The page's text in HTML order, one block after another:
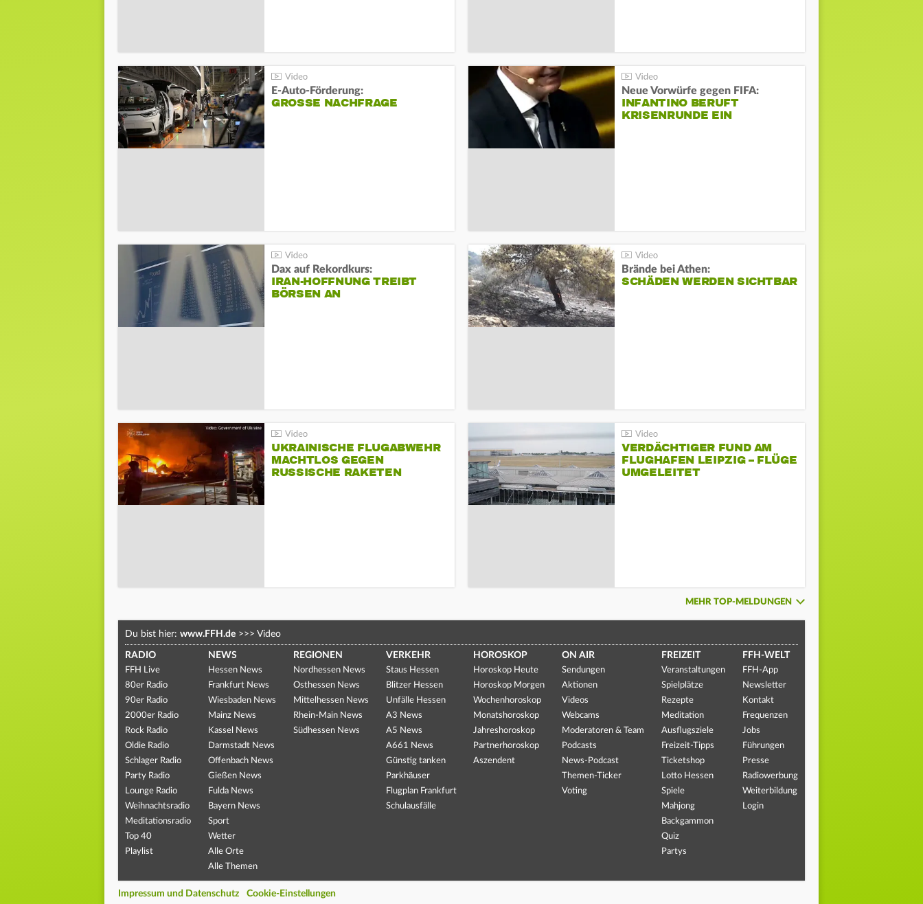
E-Auto-Förderung:
GROSSE NACHFRAGE
Neue Vorwürfe gegen FIFA:
INFANTINO BERUFT
KRISENRUNDE EIN
Dax auf Rekordkurs:
IRAN-HOFFNUNG TREIBT
BÖRSEN AN
Brände bei Athen:
SCHÄDEN WERDEN SICHTBAR
UKRAINISCHE FLUGABWEHR
MACHTLOS GEGEN
RUSSISCHE RAKETEN
VERDÄCHTIGER FUND AM
FLUGHAFEN LEIPZIG – FLÜGE
UMGELEITET
MEHR TOP-MELDUNGEN
Du bist hier: www.FFH.de >>> Video
RADIO
FFH Live
80er Radio
90er Radio
2000er Radio
Rock Radio
Oldie Radio
Schlager Radio
Party Radio
Lounge Radio
Weihnachtsradio
Meditationsradio
Top 40
Playlist
NEWS
Hessen News
Frankfurt News
Wiesbaden News
Mainz News
Kassel News
Darmstadt News
Offenbach News
Gießen News
Fulda News
Bayern News
Sport
Wetter
Alle Orte
Alle Themen
REGIONEN
Nordhessen News
Osthessen News
Mittelhessen News
Rhein-Main News
Südhessen News
VERKEHR
Staus Hessen
Blitzer Hessen
Unfälle Hessen
A3 News
A5 News
A661 News
Günstig tanken
Parkhäuser
Flugplan Frankfurt
Schulausfälle
HOROSKOP
Horoskop Heute
Horoskop Morgen
Wochenhoroskop
Monatshoroskop
Jahreshoroskop
Partnerhoroskop
Aszendent
ON AIR
Sendungen
Aktionen
Videos
Webcams
Moderatoren & Team
Podcasts
News-Podcast
Themen-Ticker
Voting
FREIZEIT
Veranstaltungen
Spielplätze
Rezepte
Meditation
Ausflugsziele
Freizeit-Tipps
Ticketshop
Lotto Hessen
Spiele
Mahjong
Backgammon
Quiz
Partys
FFH-WELT
FFH-App
Newsletter
Kontakt
Frequenzen
Jobs
Führungen
Presse
Radiowerbung
Weiterbildung
Login
Impressum und Datenschutz Cookie-Einstellungen